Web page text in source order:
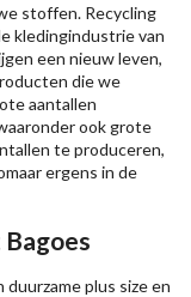
stoffen. Recycling
kledingindustrie van
een nieuw leven,
die we
aantallen
ook grote
te produceren,
ergens in de
plus size en